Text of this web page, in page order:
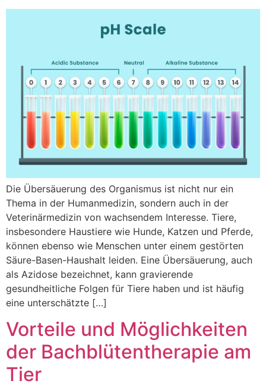
Die Übersäuerung des Organismus ist nicht nur ein
Thema in der Humanmedizin, sondern auch in der
Veterinärmedizin von wachsendem Interesse. Tiere,
insbesondere Haustiere wie Hunde, Katzen und Pferde,
können ebenso wie Menschen unter einem gestörten
Säure-Basen-Haushalt leiden. Eine Übersäuerung, auch
als Azidose bezeichnet, kann gravierende
gesundheitliche Folgen für Tiere haben und ist häufig
eine unterschätzte […]
Vorteile und Möglichkeiten
der Bachblütentherapie am
Tier